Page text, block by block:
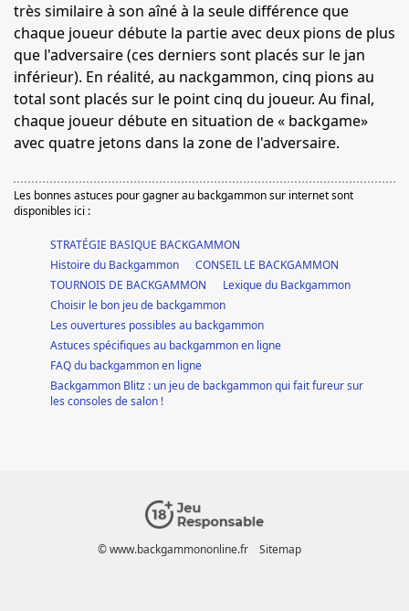
très similaire à son aîné à la seule différence que
chaque joueur débute la partie avec deux pions de plus
que l'adversaire (ces derniers sont placés sur le jan
inférieur). En réalité, au nackgammon, cinq pions au
total sont placés sur le point cinq du joueur. Au final,
chaque joueur débute en situation de « backgame»
avec quatre jetons dans la zone de l'adversaire.
Les bonnes astuces pour gagner au backgammon sur internet sont
disponibles ici :
STRATÉGIE BASIQUE BACKGAMMON
Histoire du Backgammon
CONSEIL LE BACKGAMMON
TOURNOIS DE BACKGAMMON
Lexique du Backgammon
Choisir le bon jeu de backgammon
Les ouvertures possibles au backgammon
Astuces spécifiques au backgammon en ligne
FAQ du backgammon en ligne
Backgammon Blitz : un jeu de backgammon qui fait fureur sur
les consoles de salon !
© www.backgammononline.fr Sitemap